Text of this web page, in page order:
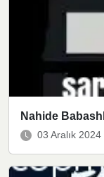
Nahide
03 Aralık 2024